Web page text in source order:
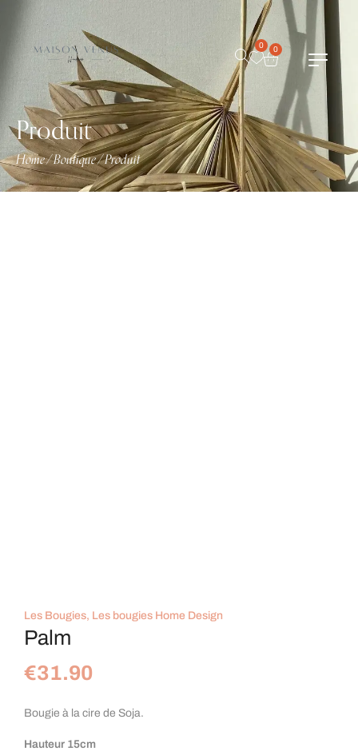
0 0
Produit
Home/Boutique/Produit
Les Bougies, Les bougies Home Design
Palm
€31.90
Bougie à la cire de Soja.
Hauteur 15cm